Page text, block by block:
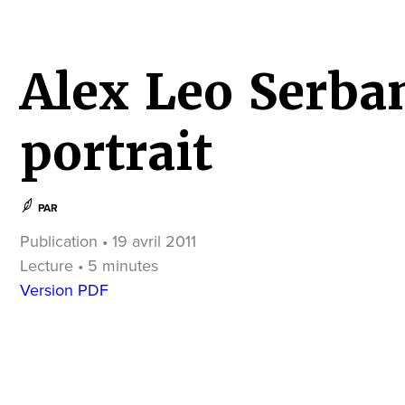
Alex Leo
portrait
PAR
Publication • 19 avril 2011
Lecture • 5 minutes
Version PDF